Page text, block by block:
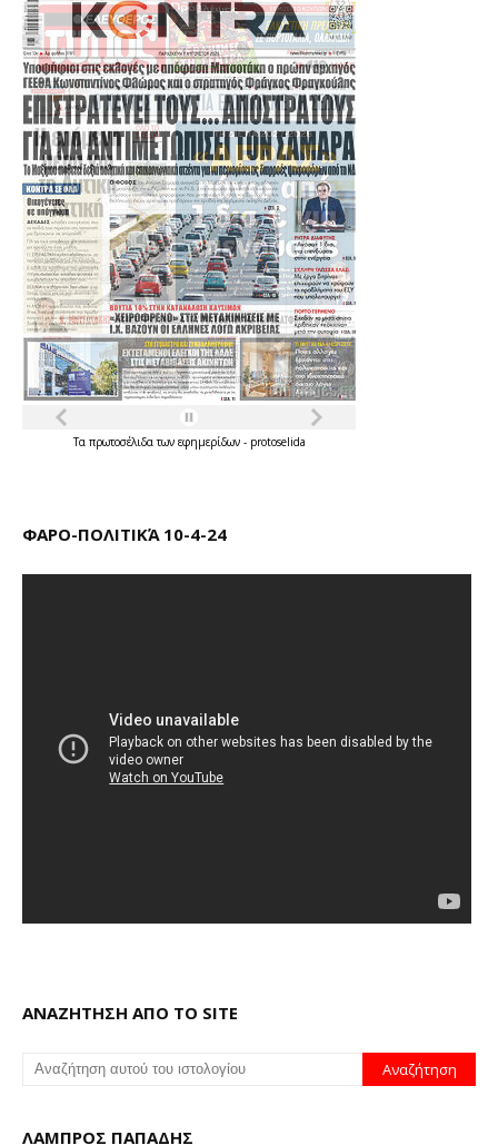
Τα πρωτοσέλιδατων εφημερίδων - protoselida
ΦΑΡΟ-ΠΟΛΙΤΙΚΆ 10-4-24
ΑΝΑΖΗΤΗΣΗ ΑΠΟ ΤΟ SITE
ΛΑΜΠΡΟΣ ΠΑΠΑΔΗΣ